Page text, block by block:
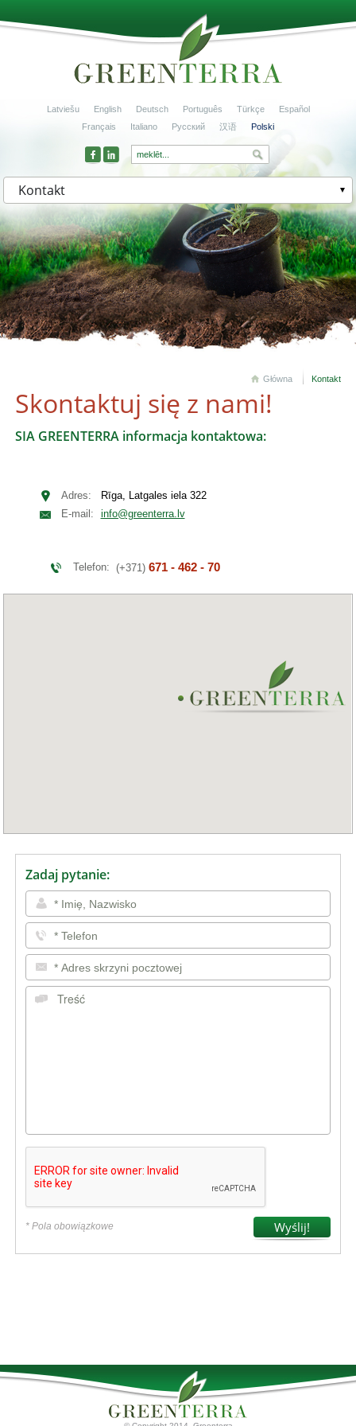
Latviešu English Deutsch Português Türkçe
Español
Français
Italiano Русский 汉语 Polski
Kontakt
Główna Kontakt
Skontaktuj się z nami!
SIA GREENTERRA informacja kontaktowa:
Adres:
Rīga, Latgales iela 322
E-mail:
info@greenterra.lv
Telefon: (+371) 671 - 462 - 70
Zadaj pytanie:
* Pola obowiązkowe